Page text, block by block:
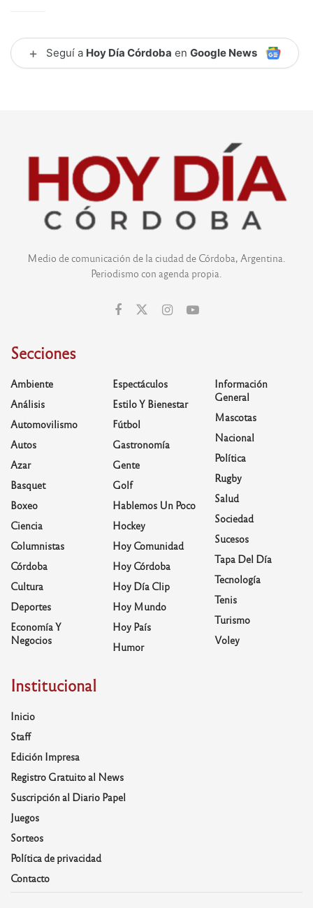
+ Seguí a Hoy Día Córdoba en Google News
Medio de comunicación de la ciudad de Córdoba, Argentina.
Periodismo con agenda propia.
Secciones
Ambiente
Análisis
Automovilismo
Autos
Azar
Basquet
Boxeo
Ciencia
Columnistas
Córdoba
Cultura
Deportes
Economía Y
Negocios
Espectáculos
Estilo Y Bienestar
Fútbol
Gastronomía
Gente
Golf
Hablemos Un Poco
Hockey
Hoy Comunidad
Hoy Córdoba
Hoy Día Clip
Hoy Mundo
Hoy País
Humor
Información
General
Mascotas
Nacional
Política
Rugby
Salud
Sociedad
Sucesos
Tapa Del Día
Tecnología
Tenis
Turismo
Voley
Institucional
Inicio
Staff
Edición Impresa
Registro Gratuito al News
Suscripción al Diario Papel
Juegos
Sorteos
Política de privacidad
Contacto